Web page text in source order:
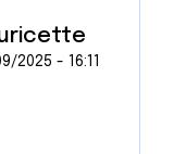
2025 - 16:11